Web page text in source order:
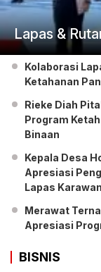
Lapas &
Kolaborasi
Ketahanan
Rieke Diah
Program
Binaan
Kepala Desa
Apresiasi
Lapas
Merawat
Apresiasi
BISNIS